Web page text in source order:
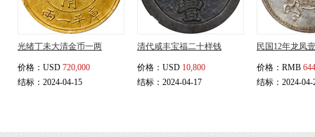
光绪丁未大清金币一两
价格： USD 720,000
结标：2024-04-15
清代咸丰宝福二十样钱
价格： USD 10,800
结标：2024-04-17
民国12年龙凤
价格： RMB
结标：2024-04-